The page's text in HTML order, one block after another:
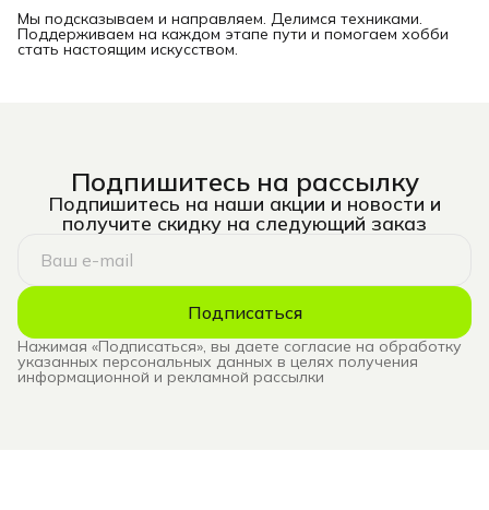
Мы подсказываем и направляем. Делимся техниками.
Поддерживаем на каждом этапе пути и помогаем хобби
стать настоящим искусством.
Подпишитесь на рассылку
Подпишитесь на наши акции и новости и
получите скидку на следующий заказ
Подписаться
Нажимая «Подписаться», вы даете согласие на обработку
указанных персональных данных в целях получения
информационной и рекламной рассылки